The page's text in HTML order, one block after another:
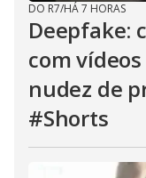
DO R7/HÁ 7 HORAS
Deepfake:
com
nudez de
#Shorts